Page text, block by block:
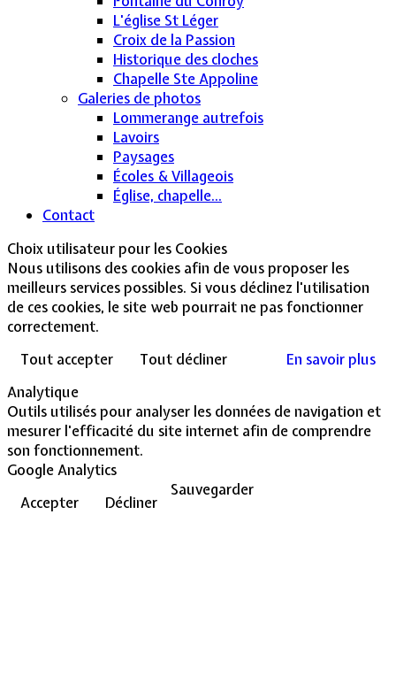
L'église St Léger
Croix de la Passion
Historique des cloches
Chapelle Ste Appoline
Galeries de photos
Lommerange autrefois
Lavoirs
Paysages
Écoles & Villageois
Église, chapelle...
Contact
Choix utilisateur pour les Cookies
Nous utilisons des cookies afin de vous proposer les
meilleurs services possibles. Si vous déclinez l'utilisation
de ces cookies, le site web pourrait ne pas fonctionner
correctement.
Tout accepter
Tout décliner
En savoir plus
Analytique
Outils utilisés pour analyser les données de navigation et
mesurer l'efficacité du site internet afin de comprendre
son fonctionnement.
Google Analytics
Accepter
Décliner
Sauvegarder